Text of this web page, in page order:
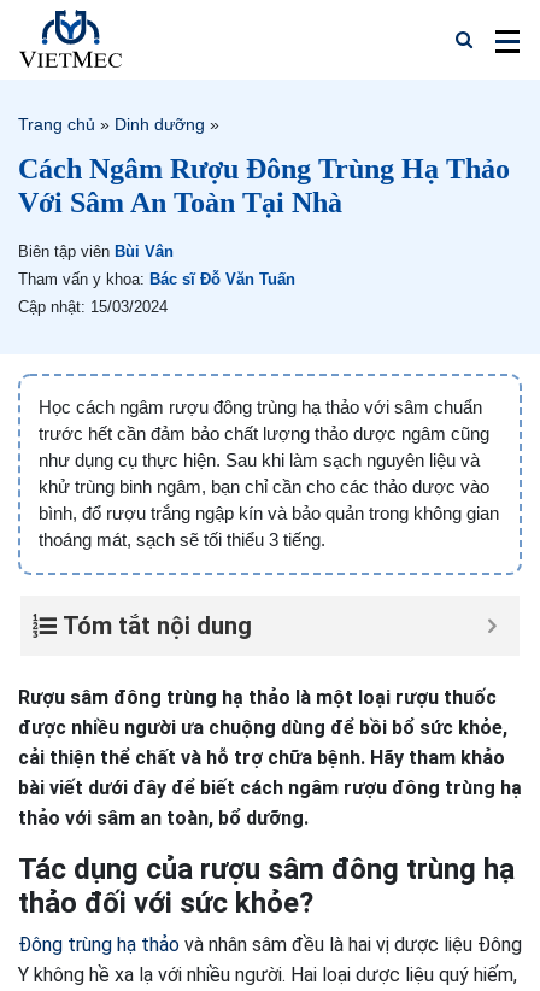
Trang chủ » Dinh dưỡng »
Cách Ngâm Rượu Đông Trùng Hạ Thảo
Với Sâm An Toàn Tại Nhà
Biên tập viên Bùi Vân
Tham vấn y khoa: Bác sĩ Đỗ Văn Tuấn
Cập nhật: 15/03/2024
Học cách ngâm rượu đông trùng hạ thảo với sâm chuẩn
trước hết cần đảm bảo chất lượng thảo dược ngâm cũng
như dụng cụ thực hiện. Sau khi làm sạch nguyên liệu và
khử trùng binh ngâm, bạn chỉ cần cho các thảo dược vào
bình, đổ rượu trắng ngập kín và bảo quản trong không gian
thoáng mát, sạch sẽ tối thiểu 3 tiếng.
Tóm tắt nội dung
Rượu sâm đông trùng hạ thảo là một loại rượu thuốc
được nhiều người ưa chuộng dùng để bồi bổ sức khỏe,
cải thiện thể chất và hỗ trợ chữa bệnh. Hãy tham khảo
bài viết dưới đây để biết cách ngâm rượu đông trùng hạ
thảo với sâm an toàn, bổ dưỡng.
Tác dụng của rượu sâm đông trùng hạ
thảo đối với sức khỏe?
Đông trùng hạ thảo và nhân sâm đều là hai vị dược liệu Đông
Y không hề xa lạ với nhiều người. Hai loại dược liệu quý hiếm,